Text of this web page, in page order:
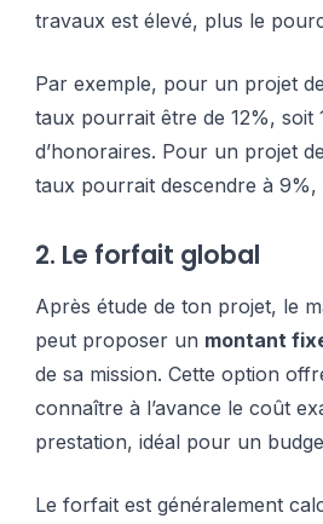
travaux est élevé, plus le
Par exemple, pour un projet
taux pourrait être de 12%, soit
d’honoraires. Pour un projet
taux pourrait descendre à
2. Le forfait global
Après étude de ton projet, le
peut proposer un montant
de sa mission. Cette option
connaître à l’avance le coût
prestation, idéal pour un
Le forfait est généralement